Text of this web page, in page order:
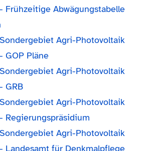
Frühzeitige Abwägungstabelle
Agri-Photovoltaik
GOP Pläne
Agri-Photovoltaik
GRB
Agri-Photovoltaik
Regierungspräsidium
Agri-Photovoltaik
Landesamt für Denkmalpflege